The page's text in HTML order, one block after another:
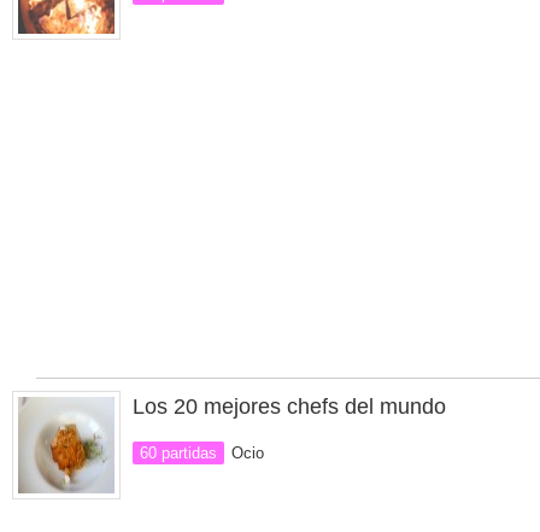
Los 20 mejores chefs del mundo
60 partidas Ocio